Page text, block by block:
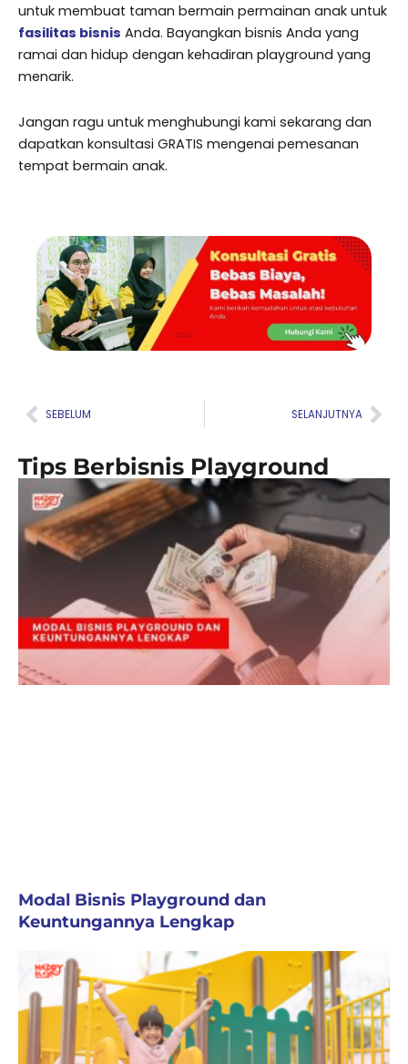
untuk membuat taman bermain permainan anak untuk
fasilitas bisnis Anda. Bayangkan bisnis Anda yang
ramai dan hidup dengan kehadiran playground yang
menarik.
Jangan ragu untuk menghubungi kami sekarang dan
dapatkan konsultasi GRATIS mengenai pemesanan
tempat bermain anak.
Prev
SEBELUM SELANJUTNYA
Tips Berbisnis Playground
Modal Bisnis Playground dan
Keuntungannya Lengkap